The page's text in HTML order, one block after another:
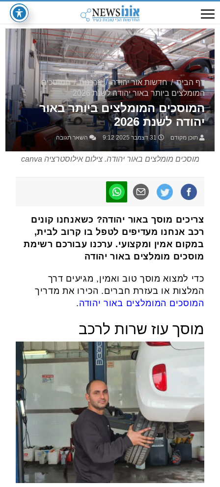
דף הבית / חדשות אור יהודה / צרכנות / המוסכים
המומלצים ביותר באור יהודה לשנת 2026
המוסכים המומלצים ביותר באור
יהודה לשנת 2026
תוכן מקודם 31 דצמבר 2025 9:12 השאר תגובה
מוסכים מומלצים באור יהודה. צילום אילוסטרציה canva
צריכים מוסך באור יהודה? כשאנחנו קונים
רכב אנחנו מעדיפים לטפל בו קרוב לבית,
במקום אמין ומקצועי. ערכנו עבורכם רשימת
מוסכים מומלצים באור יהודה
כדי למצוא מוסך טוב ואמין, מגיעים דרך
המלצות או בעזרת חברים. הכירו את מדריך
המוסכים המומלצים באור יהודה.
מוסך עוז שרות לרכב